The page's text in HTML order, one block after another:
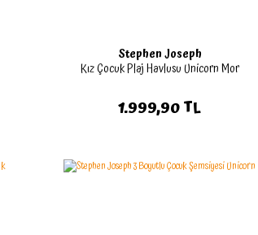
Stephen Joseph
Kız Çocuk Plaj Havlusu Unicorn Mor
1.999,90 TL